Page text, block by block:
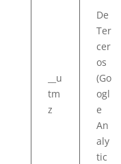
__u
tm
z
De
Ter
cer
os
(Go
ogl
e
An
aly
tic